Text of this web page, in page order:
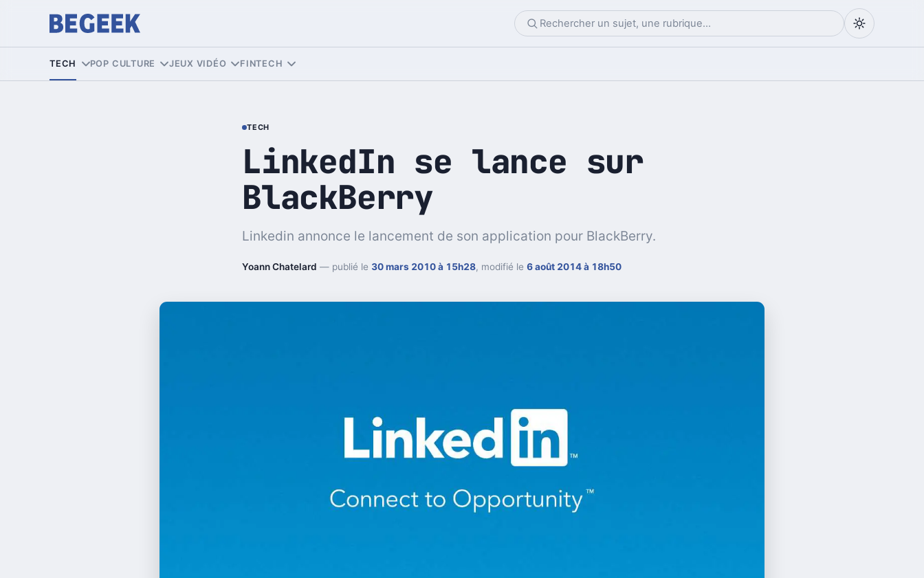
TECH POP CULTURE JEUX VIDÉO FINTECH
TECH
LinkedIn se lance sur
BlackBerry
Linkedin annonce le lancement de son application pour BlackBerry.
Yoann Chatelard — publié le 30 mars 2010 à 15h28, modifié le 6 août 2014 à 18h50